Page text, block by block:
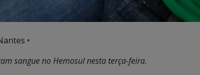
•
sangue no Hemosul nesta terça-feira.